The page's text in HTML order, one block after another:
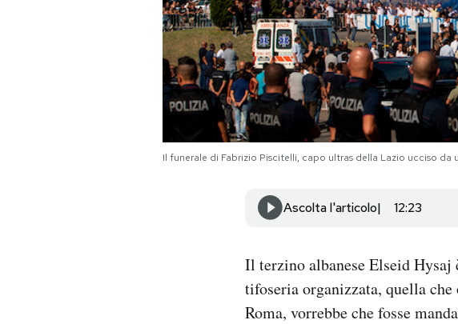
AREA PERSONALE
Il funerale di Fabrizio Piscitelli, capo ultras della Lazio ucciso
Ascolta l'articolo 12:23
Il terzino albanese Elseid Hysaj
tifoseria organizzata, quella
Roma, vorrebbe che fosse